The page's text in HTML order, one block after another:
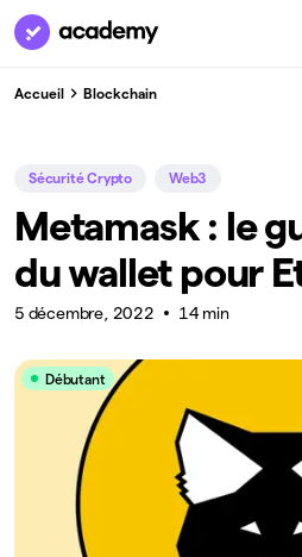
Accueil Blockchain
Sécurité Crypto Web3
Metamask : le
du wallet pour
5 décembre, 2022 14 min
Débutant